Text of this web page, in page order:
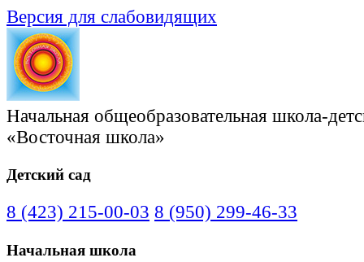
Версия для слабовидящих
Начальная общеобразовательная школа-
«Восточная школа»
Детский сад
8 (423) 215-00-03 8 (950) 299-46-33
Начальная школа